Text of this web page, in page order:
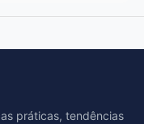
práticas, tendências